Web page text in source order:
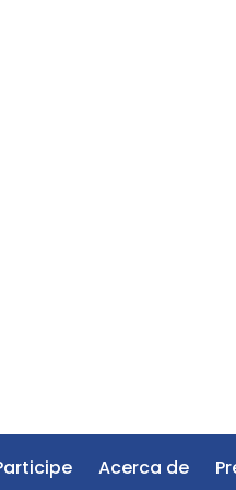
Acerca de